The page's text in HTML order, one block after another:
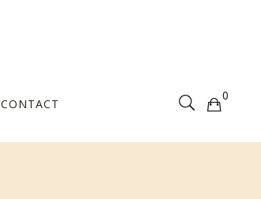
CONTACT
0
Votre sélection est vide